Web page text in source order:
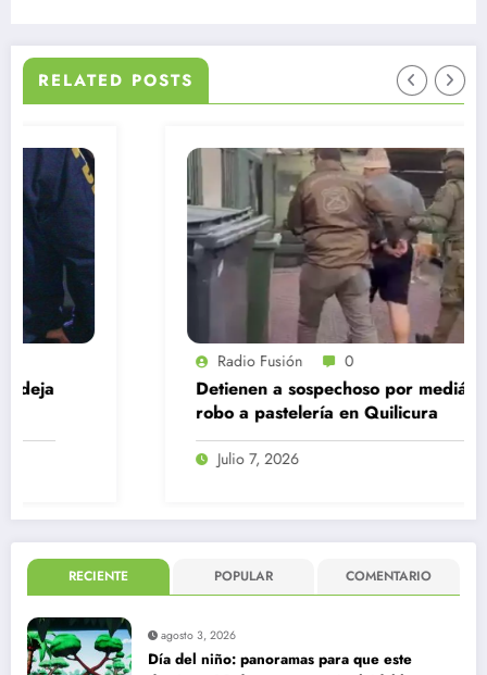
RELATED POSTS
0
Detienen a sospechoso por mediático
robo a pastelería en Quilicura
RECIENTE POPULAR COMENTARIO
agosto 3, 2026
Día del niño: panoramas para que este